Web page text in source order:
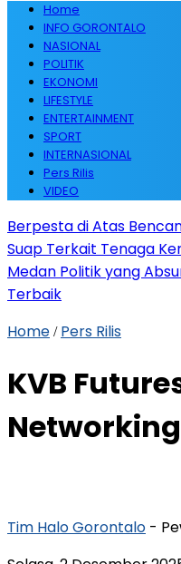
Home
INFO GORONTALO
NASIONAL
POLITIK
EKONOMI
LIFESTYLE
ENTERTAINMENT
SPORT
INTERNASIONAL
Pers Rilis
VIDEO
Berpesta di Atas
Suap Terkait Tenaga
Medan Politik yang
Terbaik
Home / Pers Rilis
KVB
Tim Halo Gorontalo -